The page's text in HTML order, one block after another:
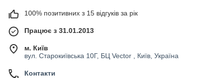
100% позитивних з 15 відгуків за рік
Працює з 31.01.2013
м. Київ
вул. Старокиївська 10Г, БЦ Vector , Київ, Україна
Контакти